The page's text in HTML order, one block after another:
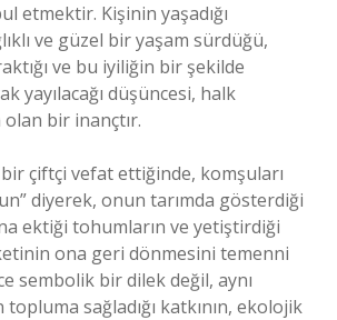
etmektir. Kişinin yaşadığı
ve güzel bir yaşam sürdüğü,
ve bu iyiliğin bir şekilde
yayılacağı düşüncesi, halk
olan bir inançtır.
çiftçi vefat ettiğinde, komşuları
diyerek, onun tarımda gösterdiği
ektiği tohumların ve yetiştirdiği
ona geri dönmesini temenni
sembolik bir dilek değil, aynı
sağladığı katkının, ekolojik